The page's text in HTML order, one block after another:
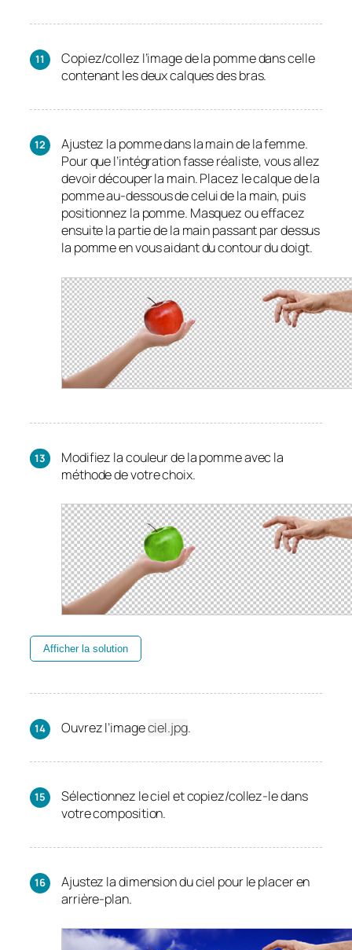
Copiez/collez l’image de la pomme dans celle
contenant les deux calques des bras.
Ajustez la pomme dans la main de la femme.
Pour que l’intégration fasse réaliste, vous allez
devoir découper la main. Placez le calque de la
pomme au-dessous de celui de la main, puis
positionnez la pomme. Masquez ou effacez
ensuite la partie de la main passant par dessus
la pomme en vous aidant du contour du doigt.
Modifiez la couleur de la pomme avec la
méthode de votre choix.
Afficher la solution
Ouvrez l’imageciel.jpg.
Sélectionnez le ciel et copiez/collez-le dans
votre composition.
Ajustez la dimension du ciel pour le placer en
arrière-plan.